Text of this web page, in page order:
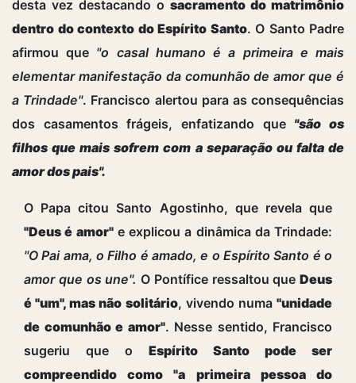
desta vez destacando o sacramento do matrimônio
dentro do contexto do Espírito Santo. O Santo Padre
afirmou que "o casal humano é a primeira e mais
elementar manifestação da comunhão de amor que é
a Trindade". Francisco alertou para as consequências
dos casamentos frágeis, enfatizando que "são os
filhos que mais sofrem com a separação ou falta de
amor dos pais".
O Papa citou Santo Agostinho, que revela que
"Deus é amor"e explicou a dinâmica da Trindade:
"O Pai ama, o Filho é amado, e o Espírito Santo é o
amor que os une". O Pontífice ressaltou que Deus
é "um", mas não solitário, vivendo numa"unidade
de comunhão e amor". Nesse sentido, Francisco
sugeriu que o Espírito Santo pode ser
compreendido como "a primeira pessoa do